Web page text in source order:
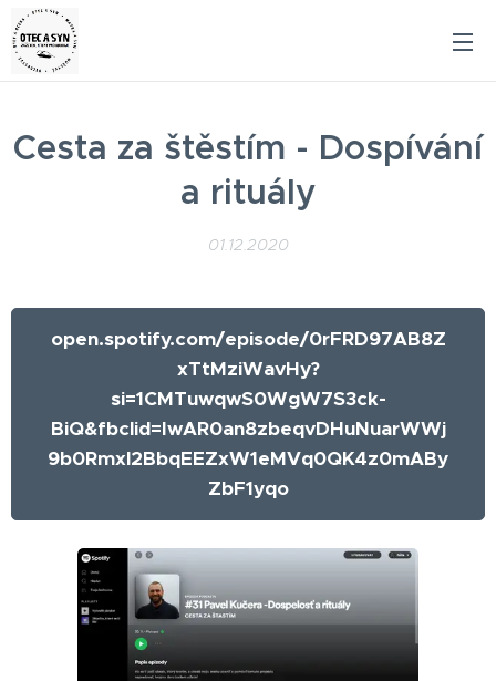
Cesta za štěstím - Dospívání
a rituály
01.12.2020
open.spotify.com/episode/0rFRD97AB8Z
xTtMziWavHy?
si=1CMTuwqwS0WgW7S3ck-
BiQ&fbclid=IwAR0an8zbeqvDHuNuarWWj
9b0Rmxl2BbqEEZxW1eMVq0QK4z0mABy
ZbF1yqo